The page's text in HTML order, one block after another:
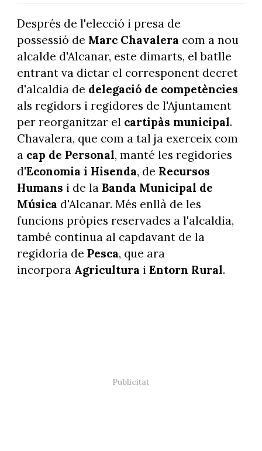
Després de l'elecció i presa de
possessió de Marc Chavalera com a nou
alcalde d'Alcanar, este dimarts, el batlle
entrant va dictar el corresponent decret
d'alcaldia de delegació de competències
als regidors i regidores de l'Ajuntament
per reorganitzar el cartipàs municipal.
Chavalera, que com a tal ja exerceix com
a cap de Personal, manté les regidories
d'Economia i Hisenda, de Recursos
Humans i de la Banda Municipal de
Música d'Alcanar. Més enllà de les
funcions pròpies reservades a l'alcaldia,
també continua al capdavant de la
regidoria de Pesca, que ara
incorpora Agricultura i Entorn Rural.